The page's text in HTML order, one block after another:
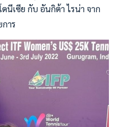
นีเซีย กับ อันกิต้า ไรน่า จาก
าร